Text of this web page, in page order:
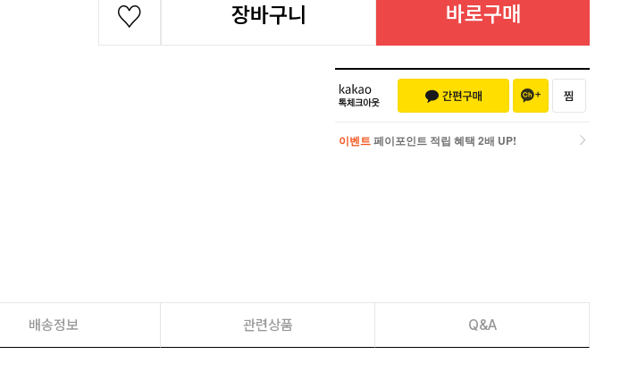
장바구니 바로구매
이벤트 페이포인트 적립 혜택 2배 UP!
배송정보 관련상품 Q&A